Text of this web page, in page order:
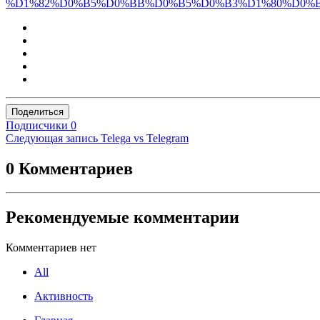
Поделиться
Подписчики 0
Следующая запись Telega vs Telegram
0 Комментариев
Рекомендуемые комментарии
Комментариев нет
All
Активность